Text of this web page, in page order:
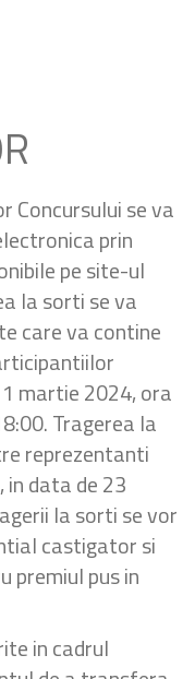
Concursului se va
prin
pe site-ul
la sorti se va
care va contine
martie 2024, ora
Tragerea la
reprezentanti
in data de 23
la sorti se vor
castigator si
premiul pus in
in cadrul